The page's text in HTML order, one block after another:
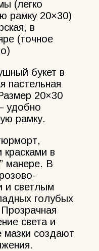
(легко
рамку 20×30)
в
(точное
букет в
пастельная
20×30
удобно
рамку.
в
манере. В
и светлым
голубых
света и
мазки создают